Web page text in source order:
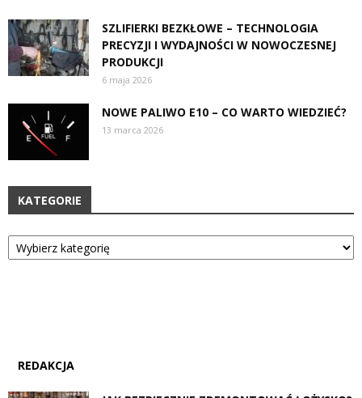
SZLIFIERKI BEZKŁOWE – TECHNOLOGIA
PRECYZJI I WYDAJNOŚCI W NOWOCZESNEJ
PRODUKCJI
6 maja 2026
NOWE PALIWO E10 – CO WARTO WIEDZIEĆ?
13 marca 2026
KATEGORIE
Kategorie
REDAKCJA